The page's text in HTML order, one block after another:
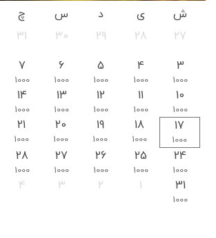
ش ی د س چ
27
28
29
30
31
3
1000
4
1000
5
1000
6
1000
7
1000
10
1000
11
1000
12
1000
13
1000
14
1000
17
1000
18
1000
19
1000
20
1000
21
1000
24
1000
25
1000
26
1000
27
1000
28
1000
31
1000
1
2
3
4